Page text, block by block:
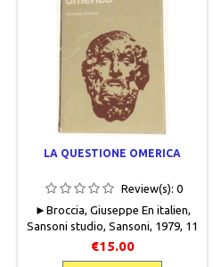
LA QUESTIONE OMERICA
Review(s): 0
►Broccia, Giuseppe En italien,
Sansoni studio, Sansoni, 1979, 11
x 18, 134 pages, broché,
occasion. Correct. Couverture
€15.00